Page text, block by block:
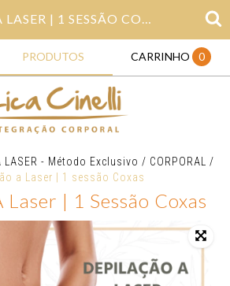
DEPILAÇÃO A LASER | 1 SESSÃO COXAS
PRODUTOS CARRINHO 0
LASER - Método Exclusivo / CORPORAL
/
a Laser | 1 sessão Coxas
Laser | 1 Sessão Coxas